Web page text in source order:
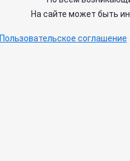
На сайте может быть
Пользовательское соглашение